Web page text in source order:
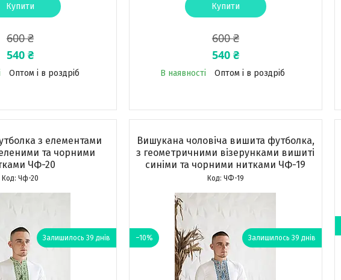
Купити
600 ₴
540 ₴
Оптом і в роздріб
Купити
600 ₴
540 ₴
В наявності Оптом і в роздріб
з елементами
та чорними
ЧФ-20
Чф-20
Залишилось 39 днів
Вишукана чоловіча вишита футболка,
з геометричними візерунками вишиті
синіми та чорними нитками ЧФ-19
ЧФ-19
–10% Залишилось 39 днів